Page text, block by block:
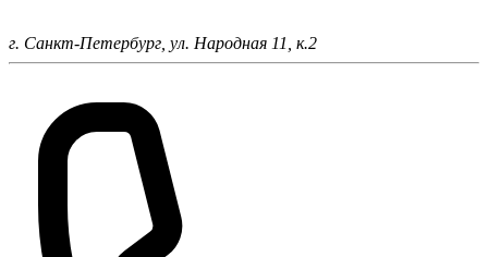
г. Санкт-Петербург, ул. Народная 11, к.2